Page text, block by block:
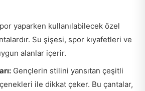
yaparken kullanılabilecek özel
Su şişesi, spor kıyafetleri ve
alanlar içerir.
Gençlerin stilini yansıtan çeşitli
ile dikkat çeker. Bu çantalar,